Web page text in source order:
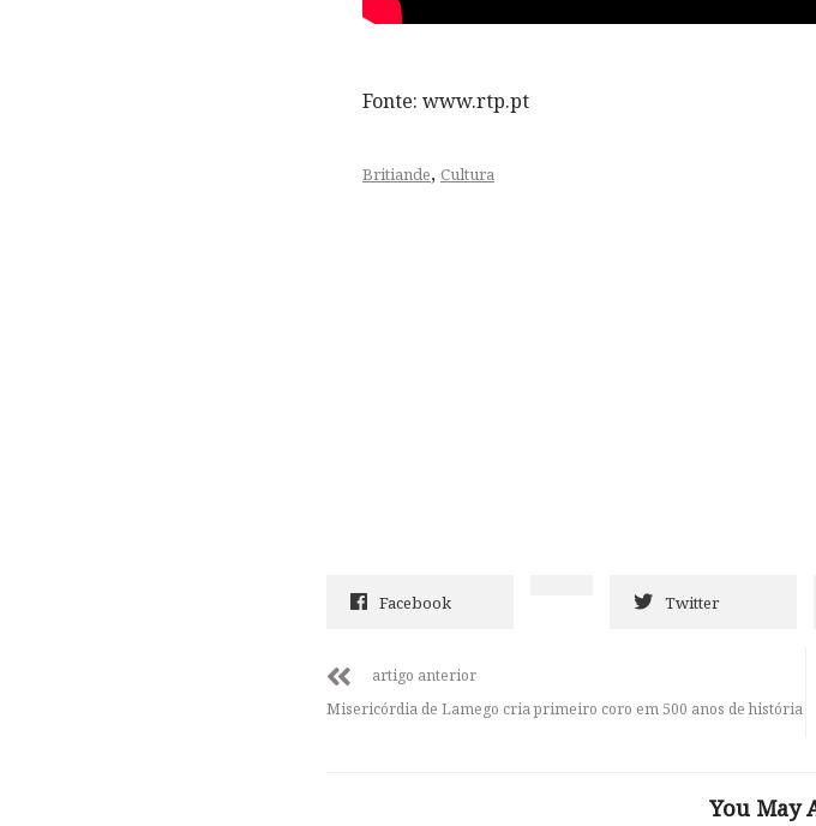
Fonte: www.rtp.pt
Britiande, Cultura
Facebook Twitter
artigo anterior
Misericórdia de Lamego cria primeiro coro em 500 anos de história
You May